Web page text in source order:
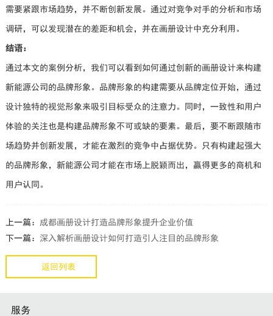
需要紧跟市场趋势，并不断创新发展。通过对竞争对手的分析和市场
调研，可以发现潜在的差距和机会，并在画册设计中充分利用。
结语：
通过本文的案例分析，我们可以看到如何通过创新的画册设计来构建
新能源公司的品牌形象。品牌形象的构建需要从品牌定位开始，通过
设计独特的视觉形象来吸引目标受众的注意力。同时，一致性和用户
体验的关注也是构建品牌形象不可或缺的要素。最后，要不断跟随市
场趋势并创新发展，才能在激烈的竞争中占据优势。只有构建起强大
的品牌形象，新能源公司才能在市场上脱颖而出，赢得更多的商机和
用户认同。
上一篇： 成都画册设计打造品牌形象提升企业价值
下一篇： 深入解析画册设计如何打造引人注目的品牌形象
返回列表
服务